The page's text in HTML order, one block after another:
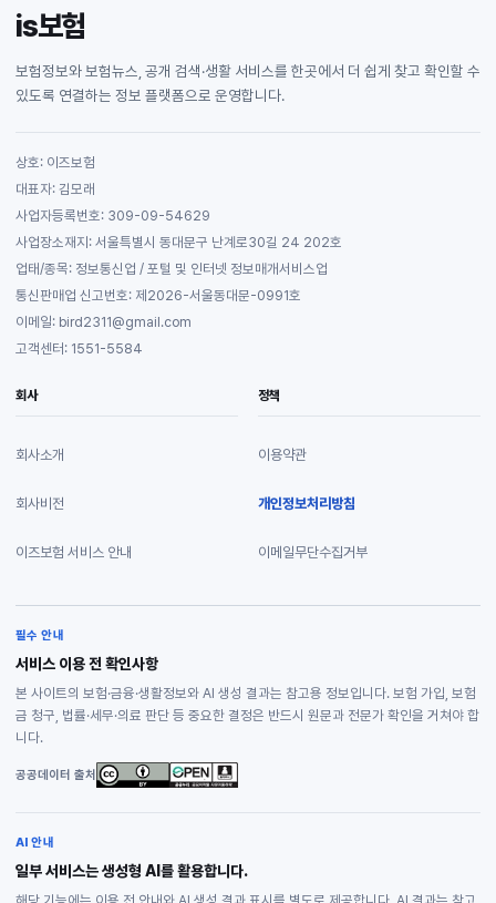
is보험
보험정보와 보험뉴스, 공개 검색·생활 서비스를 한곳에서 더 쉽게 찾고 확인할 수
있도록 연결하는 정보 플랫폼으로 운영합니다.
상호: 이즈보험
대표자: 김모래
사업자등록번호: 309-09-54629
사업장소재지: 서울특별시 동대문구 난계로30길 24 202호
업태/종목: 정보통신업 / 포털 및 인터넷 정보매개서비스업
통신판매업 신고번호: 제2026-서울동대문-0991호
이메일: bird2311@gmail.com
고객센터: 1551-5584
회사
회사소개
회사비전
이즈보험 서비스 안내
정책
이용약관
개인정보처리방침
이메일무단수집거부
필수 안내
서비스 이용 전 확인사항
본 사이트의 보험·금융·생활정보와 AI 생성 결과는 참고용 정보입니다. 보험 가입, 보험
금 청구, 법률·세무·의료 판단 등 중요한 결정은 반드시 원문과 전문가 확인을 거쳐야 합
니다.
공공데이터 출처
AI 안내
일부 서비스는 생성형 AI를 활용합니다.